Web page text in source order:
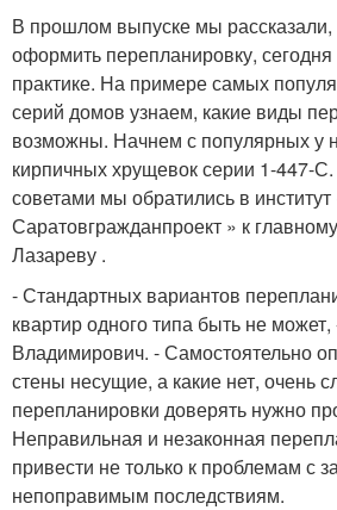
В прошлом выпуске мы рассказали,
оформить перепланировку,
практике. На примере самых
серий домов узнаем, какие виды
возможны. Начнем с популярных у
кирпичных хрущевок серии 1-447-
советами мы обратились в институт
Саратовгражданпроект » к
Лазареву .
- Стандартных вариантов
квартир одного типа быть не
Владимирович. - Самостоятельно
стены несущие, а какие нет, очень
перепланировки доверять нужно
Неправильная и незаконная
привести не только к проблемам с
непоправимым последствиям.